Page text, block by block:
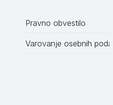
Pravno obvestilo
Varovanje osebnih